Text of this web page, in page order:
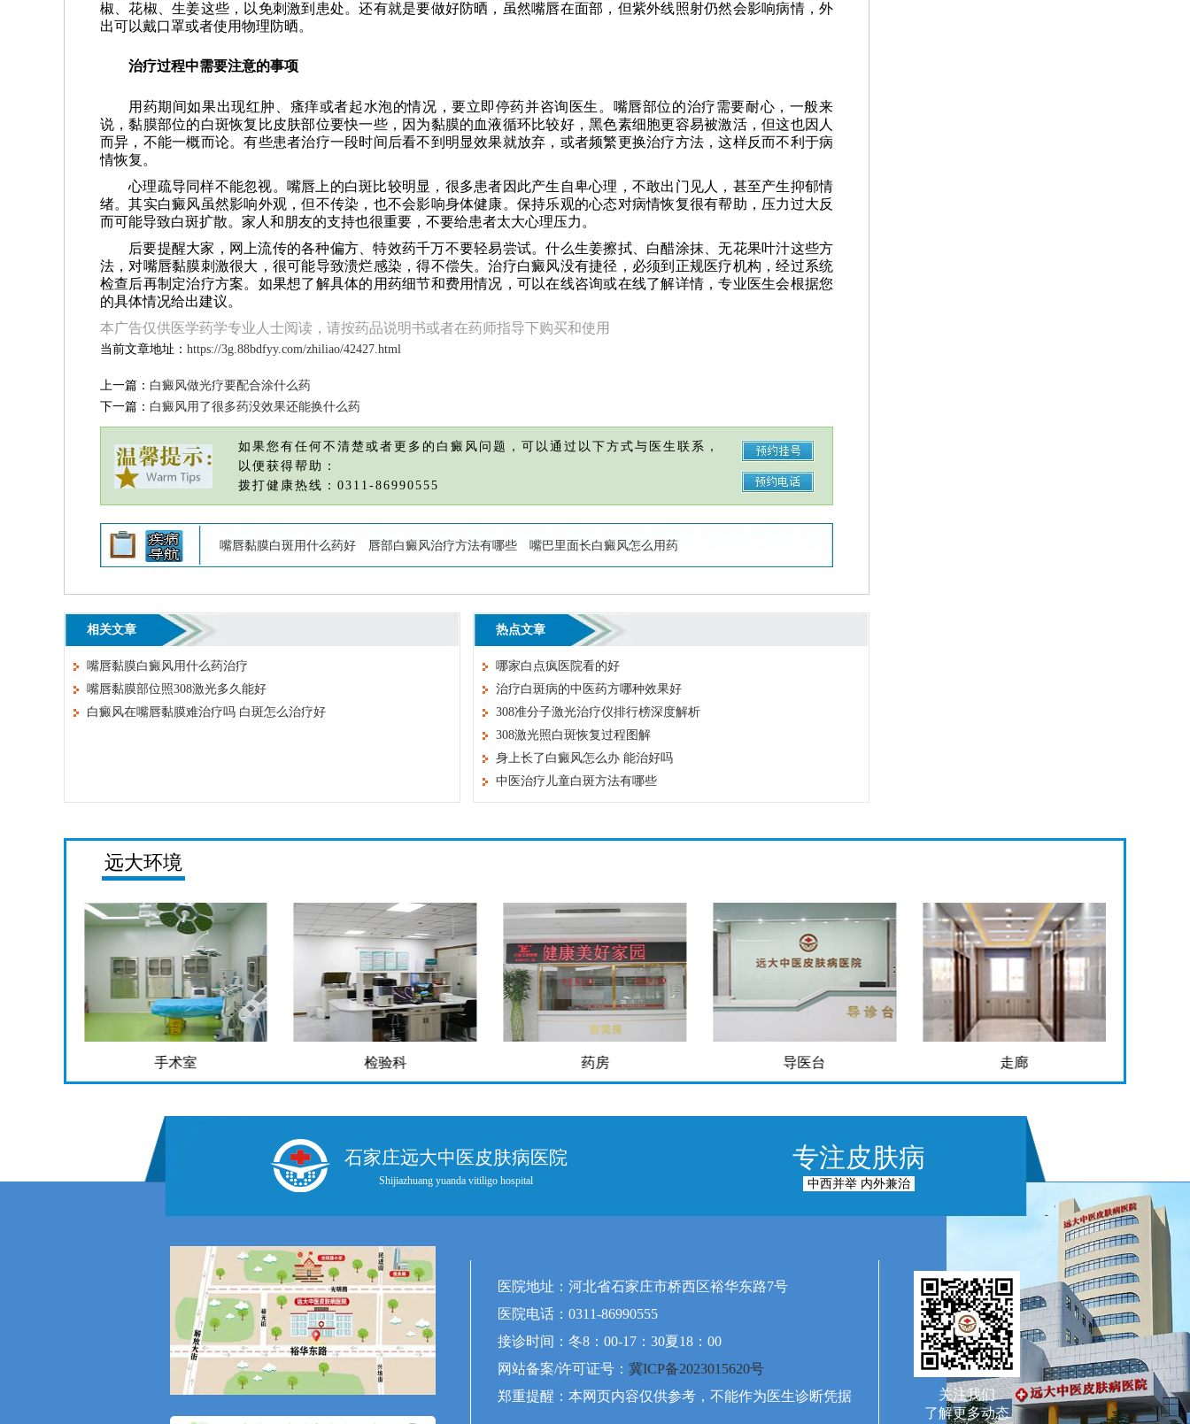
椒、花椒、生姜这些，以免刺激到患处。还有就是要做好防晒，虽然嘴唇在面部，但紫外线照射仍然会影响病情，外
出可以戴口罩或者使用物理防晒。
治疗过程中需要注意的事项
用药期间如果出现红肿、瘙痒或者起水泡的情况，要立即停药并咨询医生。嘴唇部位的治疗需要耐心，一般来
说，黏膜部位的白斑恢复比皮肤部位要快一些，因为黏膜的血液循环比较好，黑色素细胞更容易被激活，但这也因人
而异，不能一概而论。有些患者治疗一段时间后看不到明显效果就放弃，或者频繁更换治疗方法，这样反而不利于病
情恢复。
心理疏导同样不能忽视。嘴唇上的白斑比较明显，很多患者因此产生自卑心理，不敢出门见人，甚至产生抑郁情
绪。其实白癜风虽然影响外观，但不传染，也不会影响身体健康。保持乐观的心态对病情恢复很有帮助，压力过大反
而可能导致白斑扩散。家人和朋友的支持也很重要，不要给患者太大心理压力。
后要提醒大家，网上流传的各种偏方、特效药千万不要轻易尝试。什么生姜擦拭、白醋涂抹、无花果叶汁这些方
法，对嘴唇黏膜刺激很大，很可能导致溃烂感染，得不偿失。治疗白癜风没有捷径，必须到正规医疗机构，经过系统
检查后再制定治疗方案。如果想了解具体的用药细节和费用情况，可以在线咨询或在线了解详情，专业医生会根据您
的具体情况给出建议。
本广告仅供医学药学专业人士阅读，请按药品说明书或者在药师指导下购买和使用
当前文章地址： https://3g.88bdfyy.com/zhiliao/42427.html
上一篇： 白癜风做光疗要配合涂什么药
下一篇： 白癜风用了很多药没效果还能换什么药
如果您有任何不清楚或者更多的白癜风问题，可以通过以下方式与医生联系，
以便获得帮助：
拨打健康热线：0311-86990555
嘴唇黏膜白斑用什么药好 唇部白癜风治疗方法有哪些 嘴巴里面长白癜风怎么用药
相关文章
嘴唇黏膜白癜风用什么药治疗
嘴唇黏膜部位照308激光多久能好
白癜风在嘴唇黏膜难治疗吗 白斑怎么治疗好
热点文章
哪家白点疯医院看的好
治疗白斑病的中医药方哪种效果好
308准分子激光治疗仪排行榜深度解析
308激光照白斑恢复过程图解
身上长了白癜风怎么办 能治好吗
中医治疗儿童白斑方法有哪些
远大环境
检验科 药房 导医台 走廊 手术室
石家庄远大中医皮肤病医院
Shijiazhuang yuanda vitiligo hospital
专注皮肤病
中西并举 内外兼治
医院地址：河北省石家庄市桥西区裕华东路7号
医院电话：0311-86990555
接诊时间：冬8：00-17：30夏18：00
网站备案/许可证号： 冀ICP备2023015620号
郑重提醒：本网页内容仅供参考，不能作为医生诊断凭据
关注我们
了解更多动态